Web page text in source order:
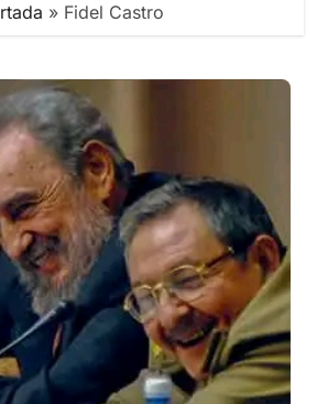
» Fidel Castro